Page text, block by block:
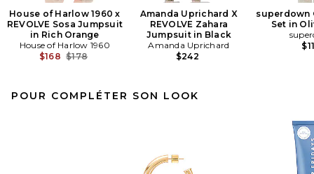
House of Harlow 1960 x
REVOLVE Sosa Jumpsuit
in Rich Orange
House of Harlow 1960
$168 Previous price:
$178
Amanda Uprichard X
REVOLVE Zahara
Jumpsuit in Black
Amanda Uprichard
$242
superdown
Set in
POUR COMPLÉTER SON LOOK